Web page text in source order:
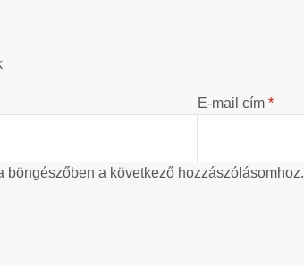
E-mail cím *
böngészőben a következő hozzászólásomhoz.